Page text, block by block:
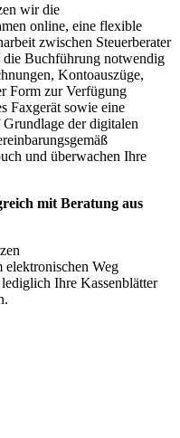
wir die
online, eine flexible
zwischen Steuerberater
Buchführung notwendig
Kontoauszüge,
Form zur Verfügung
Faxgerät sowie eine
der digitalen
und überwachen Ihre
mit Beratung aus
elektronischen Weg
Ihre Kassenblätter